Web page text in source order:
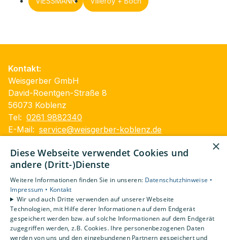
Kontakt:
Weisgerber GmbH
David-Roentgen-Straße 8
56073 Koblenz
Tel: 0261 9882340
E-Mail: service@weisgerber-koblenz.de
Datenschutzerklärung
Barrierefreiheitserklärung
AGB
Unsere Bereiche
Privatkunden
Gewerbekunden
×
Diese Webseite verwendet Cookies und
andere (Dritt-)Dienste
Weitere Informationen finden Sie in unseren: Datenschutzhinweise •
Impressum • Kontakt
Wir und auch Dritte verwenden auf unserer Webseite
Technologien, mit Hilfe derer Informationen auf dem Endgerät
gespeichert werden bzw. auf solche Informationen auf dem Endgerät
zugegriffen werden, z.B. Cookies. Ihre personenbezogenen Daten
werden von uns und den eingebundenen Partnern gespeichert und